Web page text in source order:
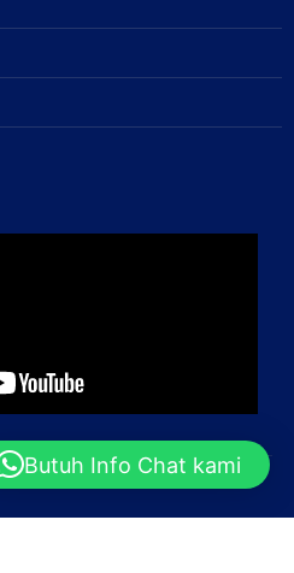
Butuh Info Chat kami